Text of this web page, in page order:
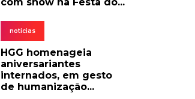
noticias
HGG homenageia
aniversariantes
internados, em gesto
de humanização...